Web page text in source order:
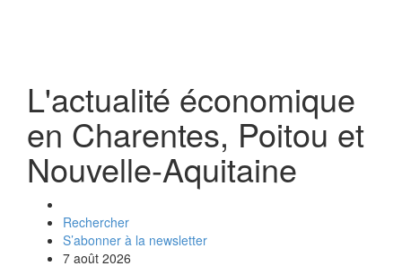
L'actualité économique
en Charentes, Poitou et
Nouvelle-Aquitaine
Rechercher
S’abonner à la newsletter
7 août 2026